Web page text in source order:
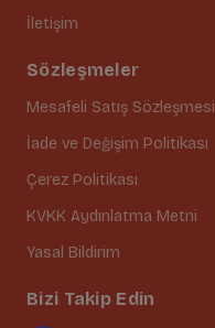
İletişim
Sözleşmeler
Mesafeli Satış Sözleşmesi
İade ve Değişim Politikası
Çerez Politikası
KVKK Aydınlatma Metni
Yasal Bildirim
Bizi Takip Edin